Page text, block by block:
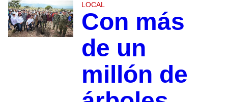
LOCAL
Con más
de un
millón de